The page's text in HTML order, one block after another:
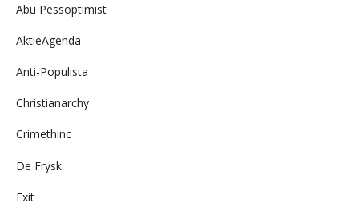
Abu Pessoptimist
AktieAgenda
Anti-Populista
Christianarchy
Crimethinc
De Frysk
Exit